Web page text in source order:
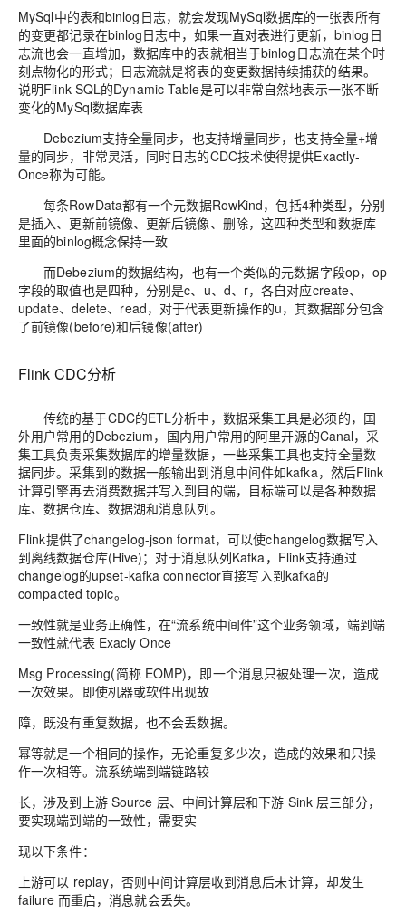
MySql中的表和binlog日志，就会发现MySql数据库的一张表所有
的变更都记录在binlog日志中，如果一直对表进行更新，binlog日
志流也会一直增加，数据库中的表就相当于binlog日志流在某个时
刻点物化的形式；日志流就是将表的变更数据持续捕获的结果。
说明Flink SQL的Dynamic Table是可以非常自然地表示一张不断
变化的MySql数据库表
Debezium支持全量同步，也支持增量同步，也支持全量+增
量的同步，非常灵活，同时日志的CDC技术使得提供Exactly-
Once称为可能。
每条RowData都有一个元数据RowKind，包括4种类型，分别
是插入、更新前镜像、更新后镜像、删除，这四种类型和数据库
里面的binlog概念保持一致
而Debezium的数据结构，也有一个类似的元数据字段op，op
字段的取值也是四种，分别是c、u、d、r，各自对应create、
update、delete、read，对于代表更新操作的u，其数据部分包含
了前镜像(before)和后镜像(after)
Flink CDC分析
传统的基于CDC的ETL分析中，数据采集工具是必须的，国
外用户常用的Debezium，国内用户常用的阿里开源的Canal，采
集工具负责采集数据库的增量数据，一些采集工具也支持全量数
据同步。采集到的数据一般输出到消息中间件如kafka，然后Flink
计算引擎再去消费数据并写入到目的端，目标端可以是各种数据
库、数据仓库、数据湖和消息队列。
Flink提供了changelog-json format，可以使changelog数据写入
到离线数据仓库(Hive)；对于消息队列Kafka，Flink支持通过
changelog的upset-kafka connector直接写入到kafka的
compacted topic。
一致性就是业务正确性，在“流系统中间件”这个业务领域，端到端
一致性就代表 Exacly Once
Msg Processing(简称 EOMP)，即一个消息只被处理一次，造成
一次效果。即使机器或软件出现故
障，既没有重复数据，也不会丢数据。
幂等就是一个相同的操作，无论重复多少次，造成的效果和只操
作一次相等。流系统端到端链路较
长，涉及到上游 Source 层、中间计算层和下游 Sink 层三部分，
要实现端到端的一致性，需要实
现以下条件：
上游可以 replay，否则中间计算层收到消息后未计算，却发生
failure 而重启，消息就会丢失。